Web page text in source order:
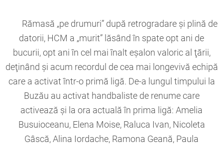
Rămasă „pe drumuri” după retrogradare şi plină de
datorii, HCM a „murit” lăsând în spate opt ani de
bucurii, opt ani în cel mai înalt eşalon valoric al ţării,
deţinând şi acum recordul de cea mai longevivă echipă
care a activat într-o primă ligă. De-a lungul timpului la
Buzău au activat handbaliste de renume care
activează şi la ora actuală în prima ligă: Amelia
Busuioceanu, Elena Moise, Raluca Ivan, Nicoleta
Gâscă, Alina Iordache, Ramona Geană, Paula